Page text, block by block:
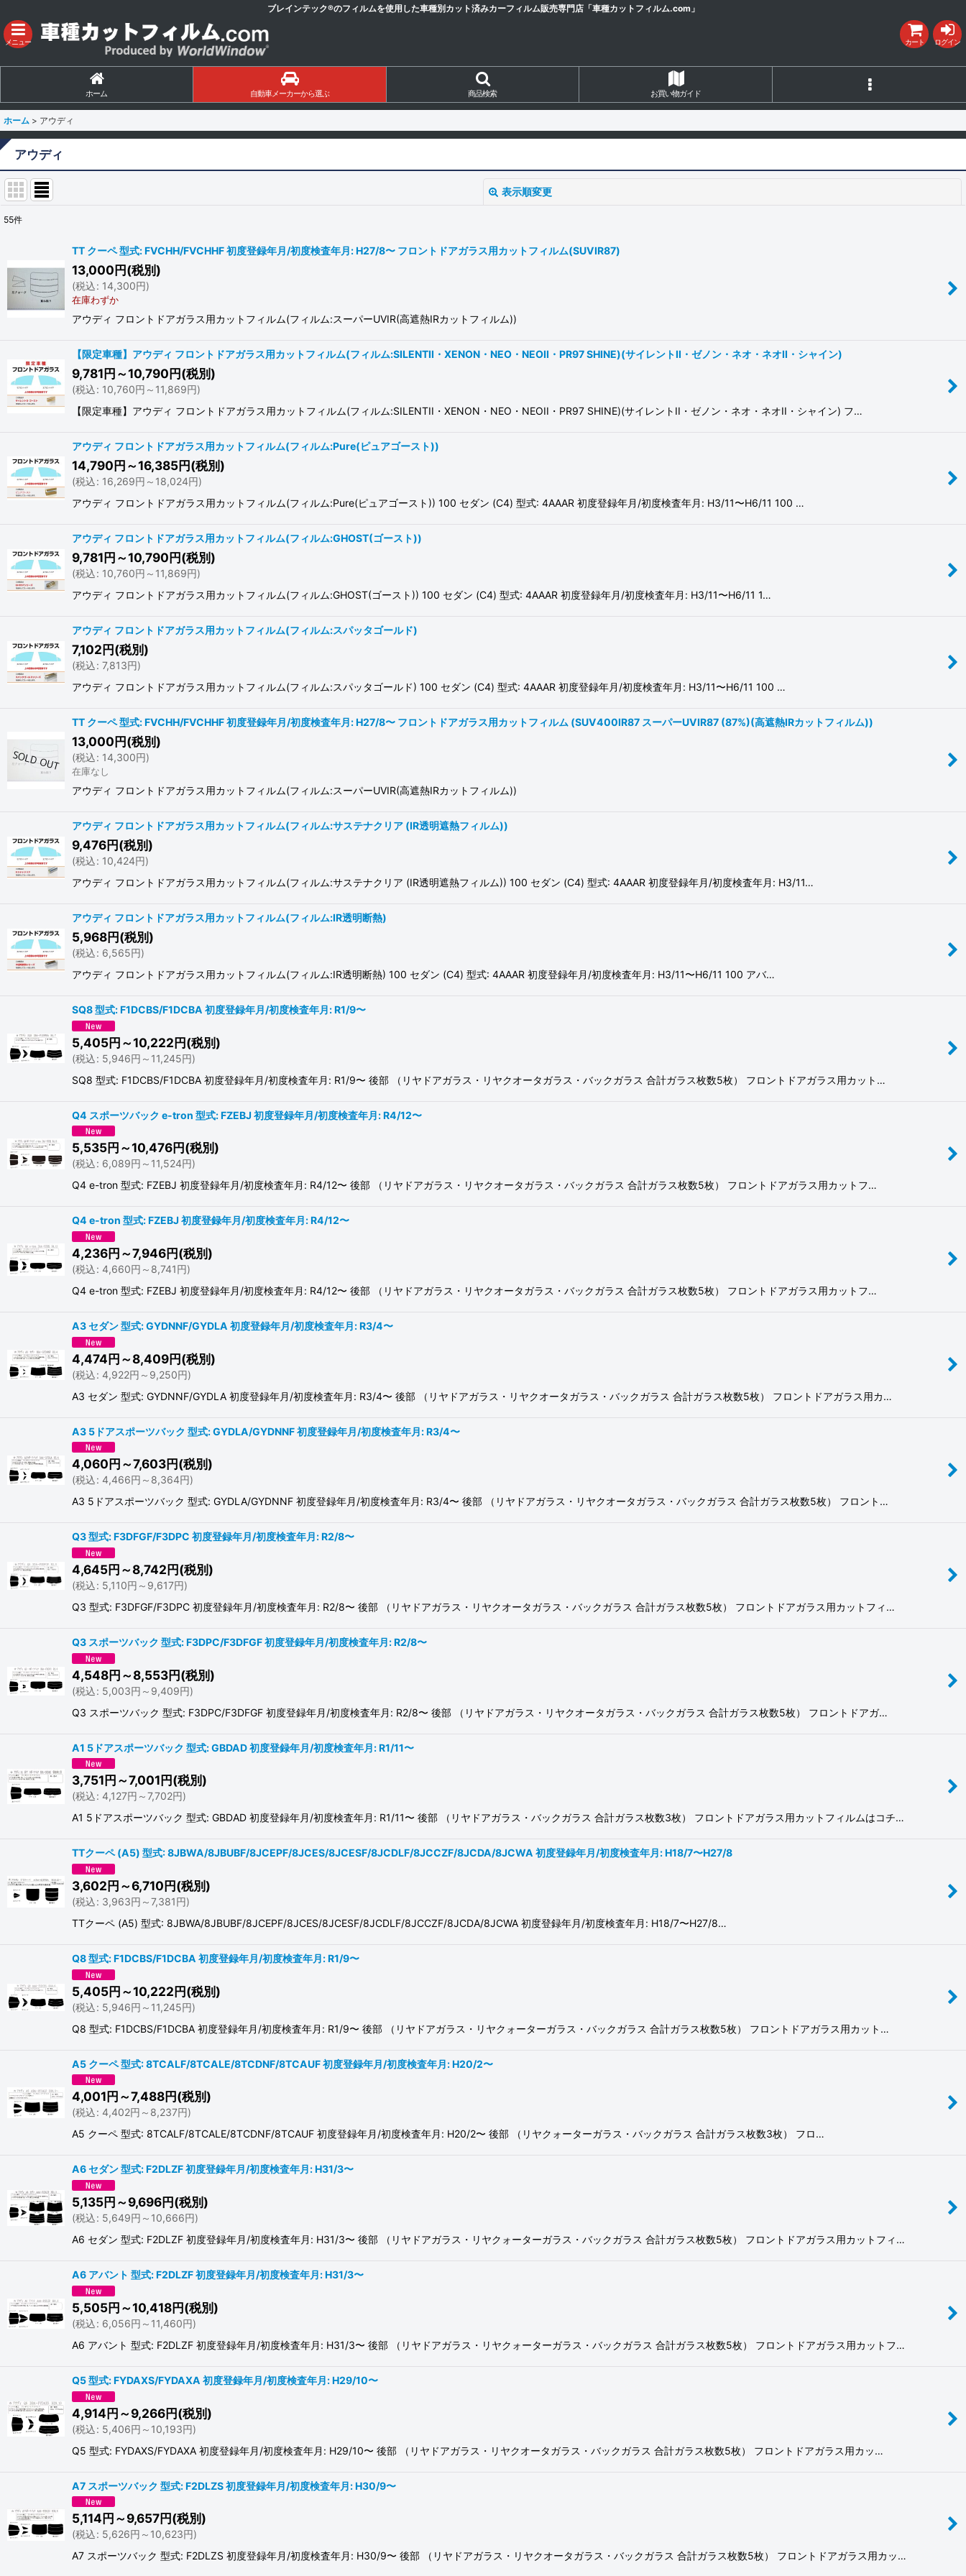
ブレインテック®のフィルムを使用した車種別カット済みカーフィルム販売専門店「車種カットフィルム.com」
メニュー カート ログイン
ホーム 自動車メーカーから選ぶ 商品検索 お買い物ガイド
ホーム > アウディ
アウディ
表示順変更
表示数:
並び順:
絞り込む
55件
TT クーペ 型式: FVCHH/FVCHHF 初度登録年月/初度検査年月: H27/8〜 フロントドアガラス用カットフィルム(SUVIR87)
13,000円(税別)
(税込: 14,300円)
在庫わずか
アウディ フロントドアガラス用カットフィルム(フィルム:スーパーUVIR(高遮熱IRカットフィルム))
【限定車種】アウディ フロントドアガラス用カットフィルム(フィルム:SILENTII・XENON・NEO・NEOII・PR97 SHINE)(サイレントII・ゼノン・ネオ・ネオII・シャイン)
9,781円～10,790円(税別)
(税込: 10,760円 ～11,869円)
【限定車種】アウディ フロントドアガラス用カットフィルム(フィルム:SILENTII・XENON・NEO・NEOII・PR97 SHINE)(サイレントII・ゼノン・ネオ・ネオII・シャイン) フ…
アウディ フロントドアガラス用カットフィルム(フィルム:Pure(ピュアゴースト))
14,790円～16,385円(税別)
(税込: 16,269円 ～18,024円)
アウディ フロントドアガラス用カットフィルム(フィルム:Pure(ピュアゴースト)) 100 セダン (C4) 型式: 4AAAR 初度登録年月/初度検査年月: H3/11〜H6/11 100 …
アウディ フロントドアガラス用カットフィルム(フィルム:GHOST(ゴースト))
9,781円～10,790円(税別)
(税込: 10,760円 ～11,869円)
アウディ フロントドアガラス用カットフィルム(フィルム:GHOST(ゴースト)) 100 セダン (C4) 型式: 4AAAR 初度登録年月/初度検査年月: H3/11〜H6/11 1…
アウディ フロントドアガラス用カットフィルム(フィルム:スパッタゴールド)
7,102円(税別)
(税込: 7,813円)
アウディ フロントドアガラス用カットフィルム(フィルム:スパッタゴールド) 100 セダン (C4) 型式: 4AAAR 初度登録年月/初度検査年月: H3/11〜H6/11 100 …
TT クーペ 型式: FVCHH/FVCHHF 初度登録年月/初度検査年月: H27/8〜 フロントドアガラス用カットフィルム (SUV400IR87 スーパーUVIR87 (87%)(高遮熱IRカットフィルム))
13,000円(税別)
(税込: 14,300円)
在庫なし
アウディ フロントドアガラス用カットフィルム(フィルム:スーパーUVIR(高遮熱IRカットフィルム))
アウディ フロントドアガラス用カットフィルム(フィルム:サステナクリア (IR透明遮熱フィルム))
9,476円(税別)
(税込: 10,424円)
アウディ フロントドアガラス用カットフィルム(フィルム:サステナクリア (IR透明遮熱フィルム)) 100 セダン (C4) 型式: 4AAAR 初度登録年月/初度検査年月: H3/11…
アウディ フロントドアガラス用カットフィルム(フィルム:IR透明断熱)
5,968円(税別)
(税込: 6,565円)
アウディ フロントドアガラス用カットフィルム(フィルム:IR透明断熱) 100 セダン (C4) 型式: 4AAAR 初度登録年月/初度検査年月: H3/11〜H6/11 100 アバ…
SQ8 型式: F1DCBS/F1DCBA 初度登録年月/初度検査年月: R1/9〜
5,405円～10,222円(税別)
(税込: 5,946円 ～11,245円)
SQ8 型式: F1DCBS/F1DCBA 初度登録年月/初度検査年月: R1/9〜 後部 （リヤドアガラス・リヤクオータガラス・バックガラス 合計ガラス枚数5枚） フロントドアガラス用カット…
Q4 スポーツバック e-tron 型式: FZEBJ 初度登録年月/初度検査年月: R4/12〜
5,535円～10,476円(税別)
(税込: 6,089円 ～11,524円)
Q4 e-tron 型式: FZEBJ 初度登録年月/初度検査年月: R4/12〜 後部 （リヤドアガラス・リヤクオータガラス・バックガラス 合計ガラス枚数5枚） フロントドアガラス用カットフ…
Q4 e-tron 型式: FZEBJ 初度登録年月/初度検査年月: R4/12〜
4,236円～7,946円(税別)
(税込: 4,660円 ～8,741円)
Q4 e-tron 型式: FZEBJ 初度登録年月/初度検査年月: R4/12〜 後部 （リヤドアガラス・リヤクオータガラス・バックガラス 合計ガラス枚数5枚） フロントドアガラス用カットフ…
A3 セダン 型式: GYDNNF/GYDLA 初度登録年月/初度検査年月: R3/4〜
4,474円～8,409円(税別)
(税込: 4,922円 ～9,250円)
A3 セダン 型式: GYDNNF/GYDLA 初度登録年月/初度検査年月: R3/4〜 後部 （リヤドアガラス・リヤクオータガラス・バックガラス 合計ガラス枚数5枚） フロントドアガラス用カ…
A3 5ドアスポーツバック 型式: GYDLA/GYDNNF 初度登録年月/初度検査年月: R3/4〜
4,060円～7,603円(税別)
(税込: 4,466円 ～8,364円)
A3 5ドアスポーツバック 型式: GYDLA/GYDNNF 初度登録年月/初度検査年月: R3/4〜 後部 （リヤドアガラス・リヤクオータガラス・バックガラス 合計ガラス枚数5枚） フロント…
Q3 型式: F3DFGF/F3DPC 初度登録年月/初度検査年月: R2/8〜
4,645円～8,742円(税別)
(税込: 5,110円 ～9,617円)
Q3 型式: F3DFGF/F3DPC 初度登録年月/初度検査年月: R2/8〜 後部 （リヤドアガラス・リヤクオータガラス・バックガラス 合計ガラス枚数5枚） フロントドアガラス用カットフィ…
Q3 スポーツバック 型式: F3DPC/F3DFGF 初度登録年月/初度検査年月: R2/8〜
4,548円～8,553円(税別)
(税込: 5,003円 ～9,409円)
Q3 スポーツバック 型式: F3DPC/F3DFGF 初度登録年月/初度検査年月: R2/8〜 後部 （リヤドアガラス・リヤクオータガラス・バックガラス 合計ガラス枚数5枚） フロントドアガ…
A1 5ドアスポーツバック 型式: GBDAD 初度登録年月/初度検査年月: R1/11〜
3,751円～7,001円(税別)
(税込: 4,127円 ～7,702円)
A1 5ドアスポーツバック 型式: GBDAD 初度登録年月/初度検査年月: R1/11〜 後部 （リヤドアガラス・バックガラス 合計ガラス枚数3枚） フロントドアガラス用カットフィルムはコチ…
TTクーペ (A5) 型式: 8JBWA/8JBUBF/8JCEPF/8JCES/8JCESF/8JCDLF/8JCCZF/8JCDA/8JCWA 初度登録年月/初度検査年月: H18/7〜H27/8
3,602円～6,710円(税別)
(税込: 3,963円 ～7,381円)
TTクーペ (A5) 型式: 8JBWA/8JBUBF/8JCEPF/8JCES/8JCESF/8JCDLF/8JCCZF/8JCDA/8JCWA 初度登録年月/初度検査年月: H18/7〜H27/8…
Q8 型式: F1DCBS/F1DCBA 初度登録年月/初度検査年月: R1/9〜
5,405円～10,222円(税別)
(税込: 5,946円 ～11,245円)
Q8 型式: F1DCBS/F1DCBA 初度登録年月/初度検査年月: R1/9〜 後部 （リヤドアガラス・リヤクォーターガラス・バックガラス 合計ガラス枚数5枚） フロントドアガラス用カット…
A5 クーペ 型式: 8TCALF/8TCALE/8TCDNF/8TCAUF 初度登録年月/初度検査年月: H20/2〜
4,001円～7,488円(税別)
(税込: 4,402円 ～8,237円)
A5 クーペ 型式: 8TCALF/8TCALE/8TCDNF/8TCAUF 初度登録年月/初度検査年月: H20/2〜 後部 （リヤクォーターガラス・バックガラス 合計ガラス枚数3枚） フロ…
A6 セダン 型式: F2DLZF 初度登録年月/初度検査年月: H31/3〜
5,135円～9,696円(税別)
(税込: 5,649円 ～10,666円)
A6 セダン 型式: F2DLZF 初度登録年月/初度検査年月: H31/3〜 後部 （リヤドアガラス・リヤクォーターガラス・バックガラス 合計ガラス枚数5枚） フロントドアガラス用カットフィ…
A6 アバント 型式: F2DLZF 初度登録年月/初度検査年月: H31/3〜
5,505円～10,418円(税別)
(税込: 6,056円 ～11,460円)
A6 アバント 型式: F2DLZF 初度登録年月/初度検査年月: H31/3〜 後部 （リヤドアガラス・リヤクォーターガラス・バックガラス 合計ガラス枚数5枚） フロントドアガラス用カットフ…
Q5 型式: FYDAXS/FYDAXA 初度登録年月/初度検査年月: H29/10〜
4,914円～9,266円(税別)
(税込: 5,406円 ～10,193円)
Q5 型式: FYDAXS/FYDAXA 初度登録年月/初度検査年月: H29/10〜 後部 （リヤドアガラス・リヤクオータガラス・バックガラス 合計ガラス枚数5枚） フロントドアガラス用カッ…
A7 スポーツバック 型式: F2DLZS 初度登録年月/初度検査年月: H30/9〜
5,114円～9,657円(税別)
(税込: 5,626円 ～10,623円)
A7 スポーツバック 型式: F2DLZS 初度登録年月/初度検査年月: H30/9〜 後部 （リヤドアガラス・リヤクオータガラス・バックガラス 合計ガラス枚数5枚） フロントドアガラス用カッ…